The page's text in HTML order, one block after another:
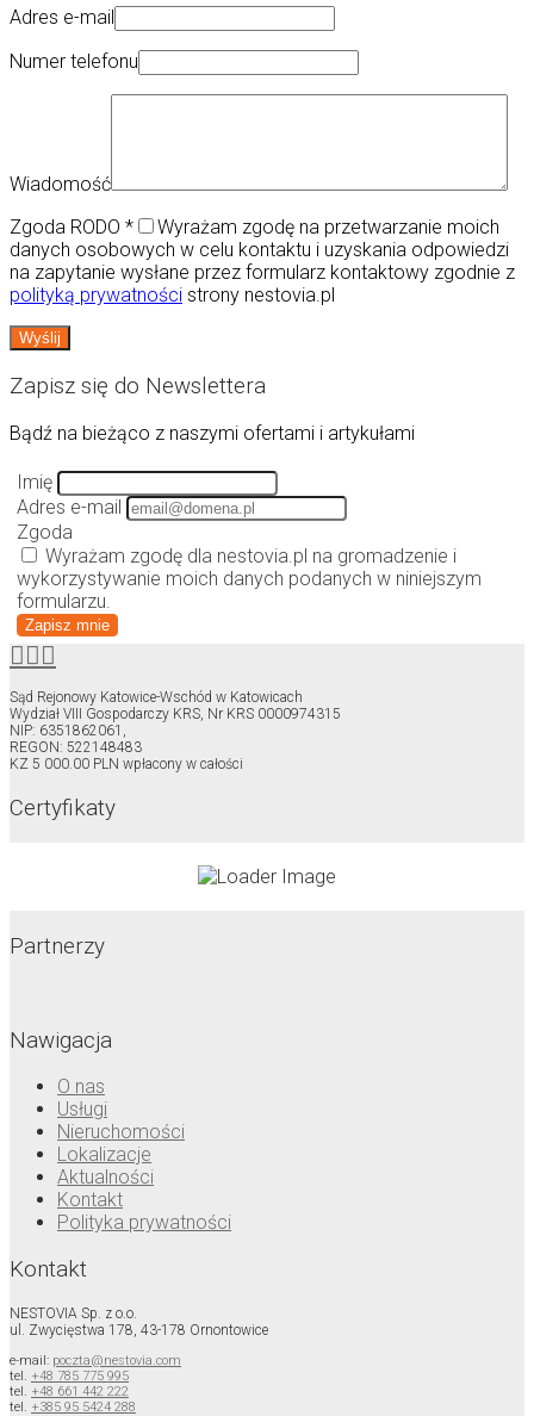
Adres e-mail
Numer telefonu
Wiadomość
Zgoda RODO *
Wyrażam zgodę na przetwarzanie moich
danych osobowych w celu kontaktu i uzyskania odpowiedzi
na zapytanie wysłane przez formularz kontaktowy zgodnie z
polityką prywatności strony nestovia.pl
Zapisz się do Newslettera
Bądź na bieżąco z naszymi ofertami i artykułami
Imię
Adres e-mail
Zgoda
Wyrażam zgodę dla nestovia.pl na gromadzenie i
wykorzystywanie moich danych podanych w niniejszym
formularzu.
Zapisz mnie
Sąd Rejonowy Katowice-Wschód w Katowicach
Wydział VIII Gospodarczy KRS, Nr KRS 0000974315
NIP: 6351862061,
REGON: 522148483
KZ 5 000.00 PLN wpłacony w całości
Certyfikaty
Partnerzy
Nawigacja
O nas
Usługi
Nieruchomości
Lokalizacje
Aktualności
Kontakt
Polityka prywatności
Kontakt
NESTOVIA Sp. z o.o.
ul. Zwycięstwa 178, 43-178 Ornontowice
e-mail: poczta@nestovia.com
tel. +48 785 775 995
tel. +48 661 442 222
tel. +385 95 5424 288